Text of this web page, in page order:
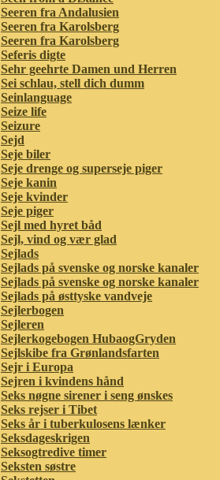
Seeren fra Andalusien
Seeren fra Karolsberg
Seeren fra Karolsberg
Seferis digte
Sehr geehrte Damen und Herren
Sei schlau, stell dich dumm
Seinlanguage
Seize life
Seizure
Sejd
Seje biler
Seje drenge og superseje piger
Seje kanin
Seje kvinder
Seje piger
Sejl med hyret båd
Sejl, vind og vær glad
Sejlads
Sejlads på svenske og norske kanaler
Sejlads på svenske og norske kanaler
Sejlads på østtyske vandveje
Sejlerbogen
Sejleren
Sejlerkogebogen HubaogGryden
Sejlskibe fra Grønlandsfarten
Sejr i Europa
Sejren i kvindens hånd
Seks nøgne sirener i seng ønskes
Seks rejser i Tibet
Seks år i tuberkulosens lænker
Seksdageskrigen
Seksogtredive timer
Seksten søstre